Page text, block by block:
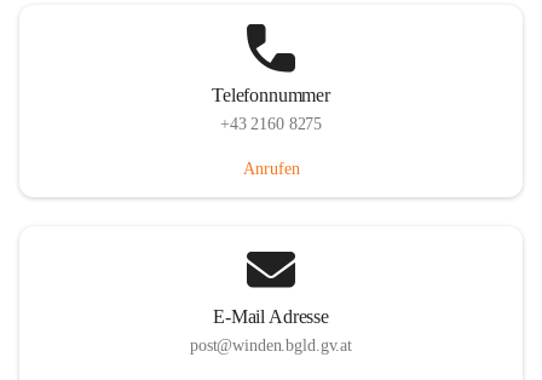
Telefonnummer
+43 2160 8275
Anrufen
E-Mail Adresse
post@winden.bgld.gv.at